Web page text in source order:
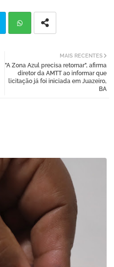
atsa
MAIS RECENTES
"A Zona Azul precisa retornar", afirma
diretor da AMTT ao informar que
licitação já foi iniciada em Juazeiro,
BA